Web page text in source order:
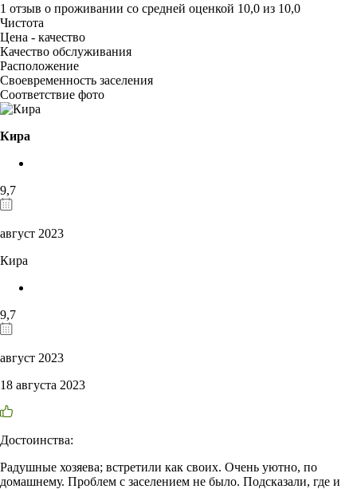
1 отзыв о проживании со средней оценкой 10,0 из 10,0
Чистота
Цена - качество
Качество обслуживания
Расположение
Своевременность заселения
Соответствие фото
Кира
9,7
август 2023
Кира
9,7
август 2023
18 августа 2023
Достоинства:
Радушные хозяева; встретили как своих. Очень уютно, по
домашнему. Проблем с заселением не было. Подсказали, где и